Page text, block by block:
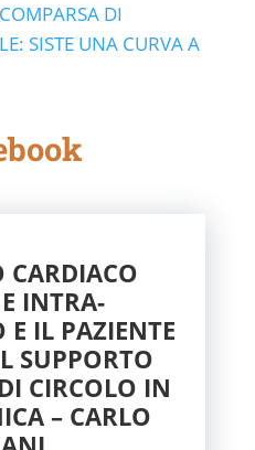
DI
SISTE UNA CURVA A
CARDIACO
INTRA-
E IL PAZIENTE
SUPPORTO
CIRCOLO IN
– CARLO